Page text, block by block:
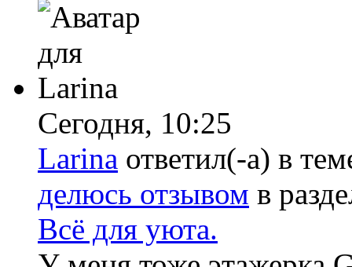
Сегодня, 10:25
Larina ответил(-а) в
делюсь отзывом в
Всё для уюта.